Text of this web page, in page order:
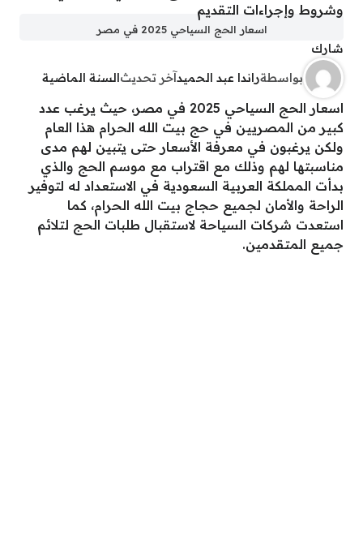
اسعار الحج السياحي 2025 في مصر
شارك
بواسطةراندا عبد الحميدآخر تحديثالسنة الماضية
اسعار الحج السياحي 2025 في مصر، حيث يرغب عدد
كبير من المصريين في حج بيت الله الحرام هذا العام
ولكن يرغبون في معرفة الأسعار حتى يتبين لهم مدى
مناسبتها لهم وذلك مع اقتراب مع موسم الحج والذي
بدأت المملكة العربية السعودية في الاستعداد له لتوفير
الراحة والأمان لجميع حجاج بيت الله الحرام، كما
استعدت شركات السياحة لاستقبال طلبات الحج لتلائم
جميع المتقدمين.